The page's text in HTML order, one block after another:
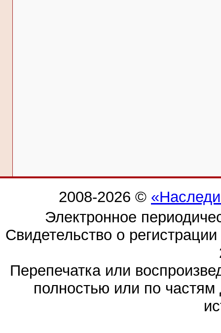
2008-2026 ©
Электронное
Свидетельство о
Перепечатка или
полностью или по частям